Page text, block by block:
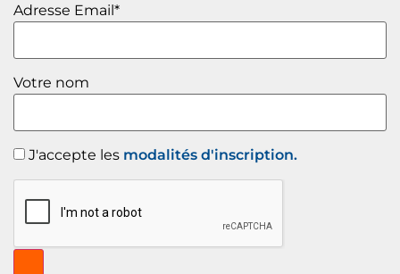
Adresse Email*
Votre nom
J'accepte les modalités d'inscription.